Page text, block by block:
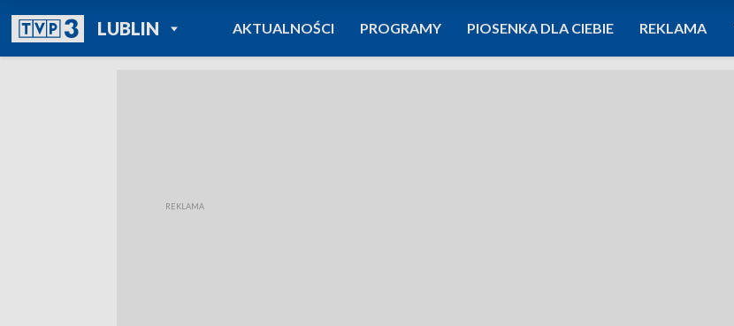
LUBLINPOWRÓT DO
TVP REGIONY
AKTUALNOŚCI PROGRAMY PIOSENKA DLA CIEBIE REKLAMA